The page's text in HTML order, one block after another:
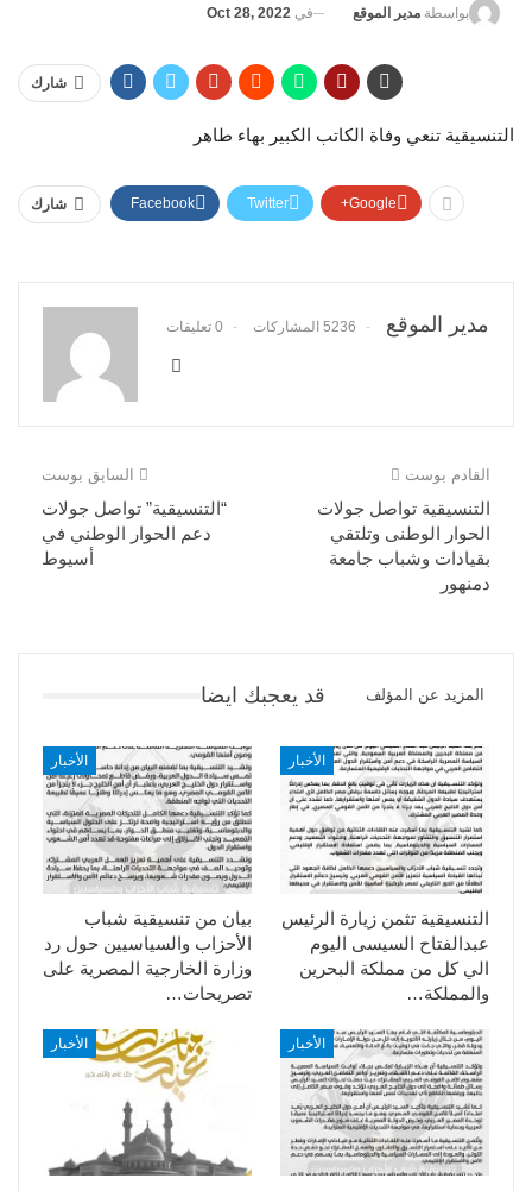
بواسطة مدير الموقع في Oct 28, 2022
شارك
التنسيقية تنعي وفاة الكاتب الكبير بهاء طاهر
شارك Facebook Twitter Google+
مدير الموقع 5236 المشاركات 0 تعليقات
السابق بوست
“التنسيقية” تواصل جولات
دعم الحوار الوطني في
أسيوط
القادم بوست
التنسيقية تواصل جولات
الحوار الوطنى وتلتقي
بقيادات وشباب جامعة
دمنهور
قد يعجبك ايضا المزيد عن المؤلف
الأخبار
بيان من تنسيقية شباب
الأحزاب والسياسيين حول رد
وزارة الخارجية المصرية على
تصريحات…
الأخبار
التنسيقية تثمن زيارة الرئيس
عبدالفتاح السيسى اليوم
الي كل من مملكة البحرين
والمملكة…
الأخبار الأخبار